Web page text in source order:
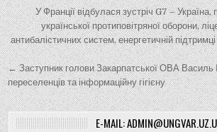
Н
а
в
і
г
а
У Франції відбулася зустріч G7 –
української протиповітряної оборони,
антибалістичних систем, енергетичній
← Заступник голови Закарпатської ОВА Василь
переселенців та інформаційну гігієну
E-MAIL: